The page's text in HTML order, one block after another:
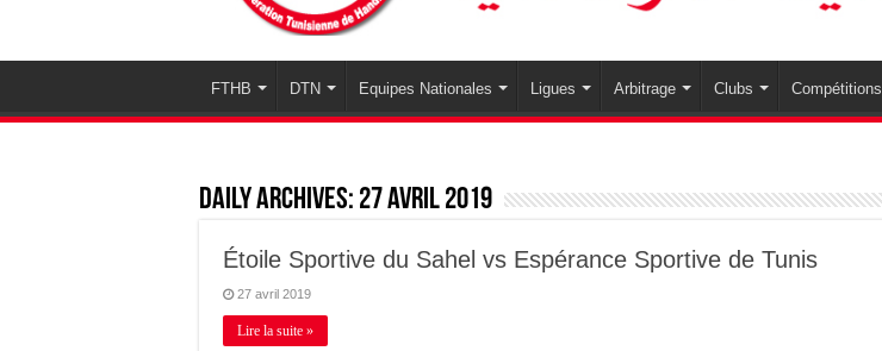
FTHB DTN Equipes Nationales Ligues Arbitrage Clubs Compétitions
Daily Archives: 27 avril 2019
Étoile Sportive du Sahel vs Espérance Sportive de Tunis
27 avril 2019
Lire la suite »